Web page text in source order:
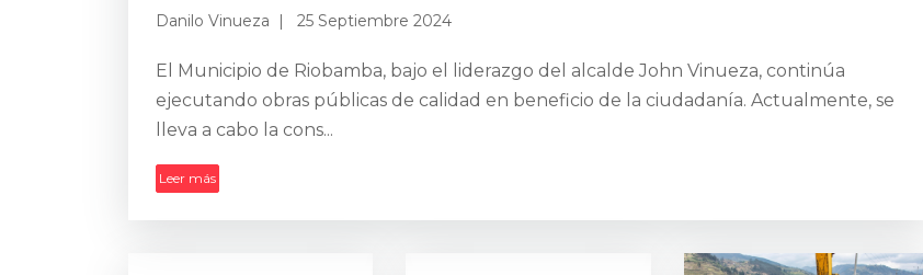
Danilo Vinueza 25 Septiembre 2024
El Municipio de Riobamba, bajo el liderazgo del alcalde John Vinueza, continúa
ejecutando obras públicas de calidad en beneficio de la ciudadanía. Actualmente, se
lleva a cabo la cons...
Leer más